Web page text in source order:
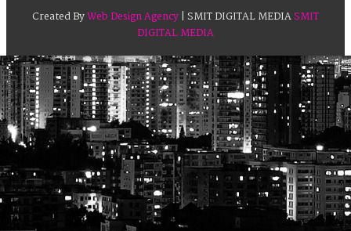
Created ByWeb Design Agency| SMIT DIGITAL MEDIASMIT
DIGITAL MEDIA